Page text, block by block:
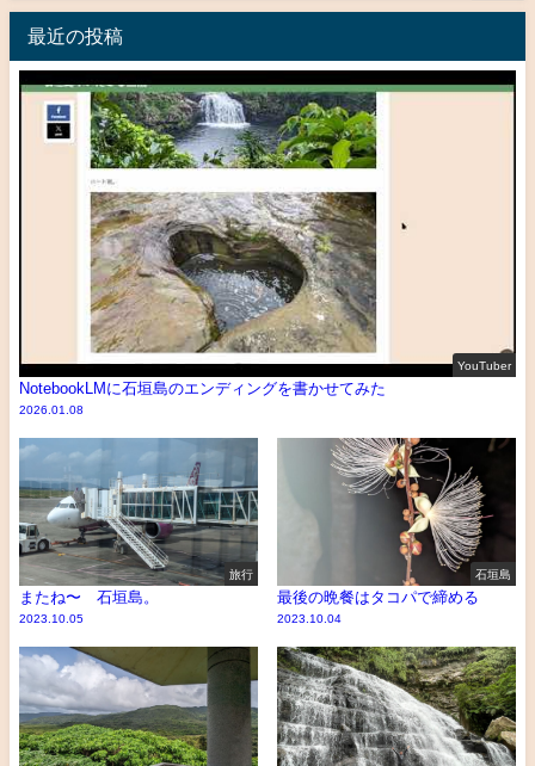
最近の投稿
YouTuber
NotebookLMに石垣島のエンディングを書かせてみた
2026.01.08
旅行
またね〜 石垣島。
2023.10.05
石垣島
最後の晩餐はタコパで締める
2023.10.04